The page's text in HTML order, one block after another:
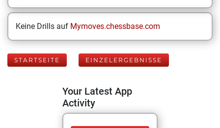
Keine Drills auf Mymoves.chessbase.com
STARTSEITE EINZELERGEBNISSE
Your Latest App
Activity